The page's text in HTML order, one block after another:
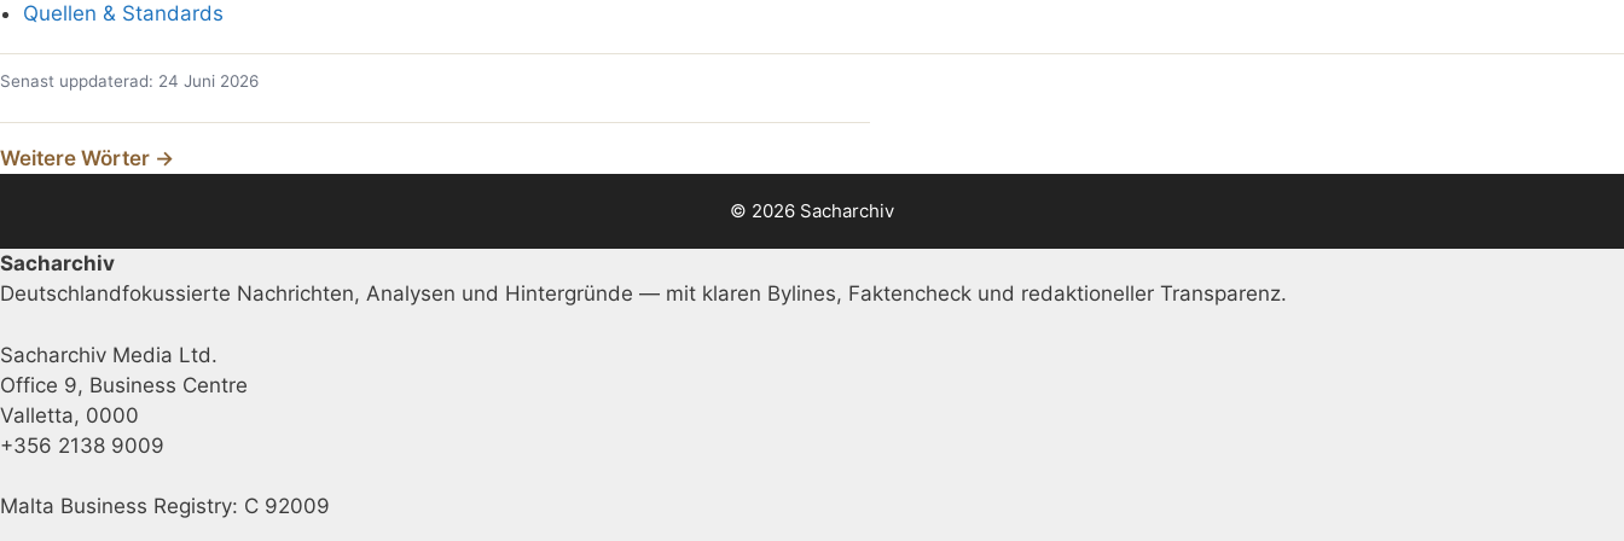
Quellen & Standards
Senast uppdaterad: 24 Juni 2026
Weitere Wörter →
© 2026 Sacharchiv
Sacharchiv
Deutschlandfokussierte Nachrichten, Analysen und Hintergründe — mit klaren Bylines, Faktencheck und redaktioneller Transparenz.
Sacharchiv Media Ltd.
Office 9, Business Centre
Valletta, 0000
+356 2138 9009
Malta Business Registry: C 92009